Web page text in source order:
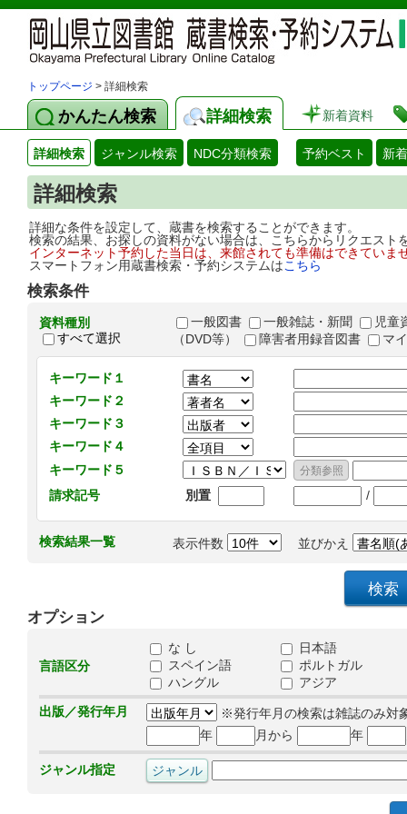
トップページ > 詳細検索
かんたん検索 詳細検索 新着資料
詳細検索 ジャンル検索 NDC分類検索 予約ベスト 新
詳細検索
詳細な条件を設定して、蔵書を検索することができます。
検索の結果、お探しの資料がない場合は、こちらからリクエス
インターネット予約した当日は、来館されても準備はできてい
スマートフォン用蔵書検索・予約システムはこちら
検索条件
資料種別
すべて選択
一般図書 一般雑誌・新聞
児童
（DVD等）
障害者用録音図書 マ
キーワード１
キーワード２
キーワード３
キーワード４
キーワード５
請求記号
別置 /
検索結果一覧 表示件数 並びかえ
オプション
言語区分
な し
日本語
スペイン語
ポルトガル
ハングル
アジア
出版／発行年月
※発行年月の検索は雑誌のみ対
年
月から 年
ジャンル指定